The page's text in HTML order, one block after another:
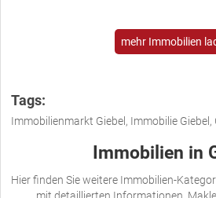
mehr Immobilien
Tags:
Immobilienmarkt Giebel, Immobilie
Immobilien in
Hier finden Sie weitere Immobilien-
mit detaillierten Informationen.